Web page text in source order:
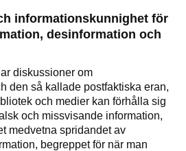
informationskunnighet för
desinformation och
diskussioner om
den så kallade postfaktiska eran,
och medier kan förhålla sig
och missvisande information,
medvetna spridandet av
begreppet för när man